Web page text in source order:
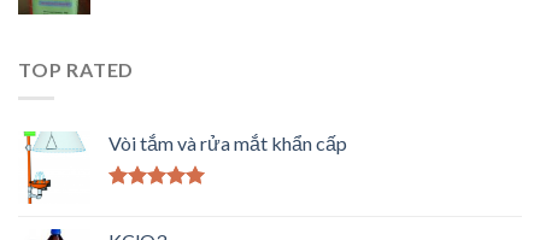
TOP RATED
Vòi tắm và rửa mắt khẩn cấp